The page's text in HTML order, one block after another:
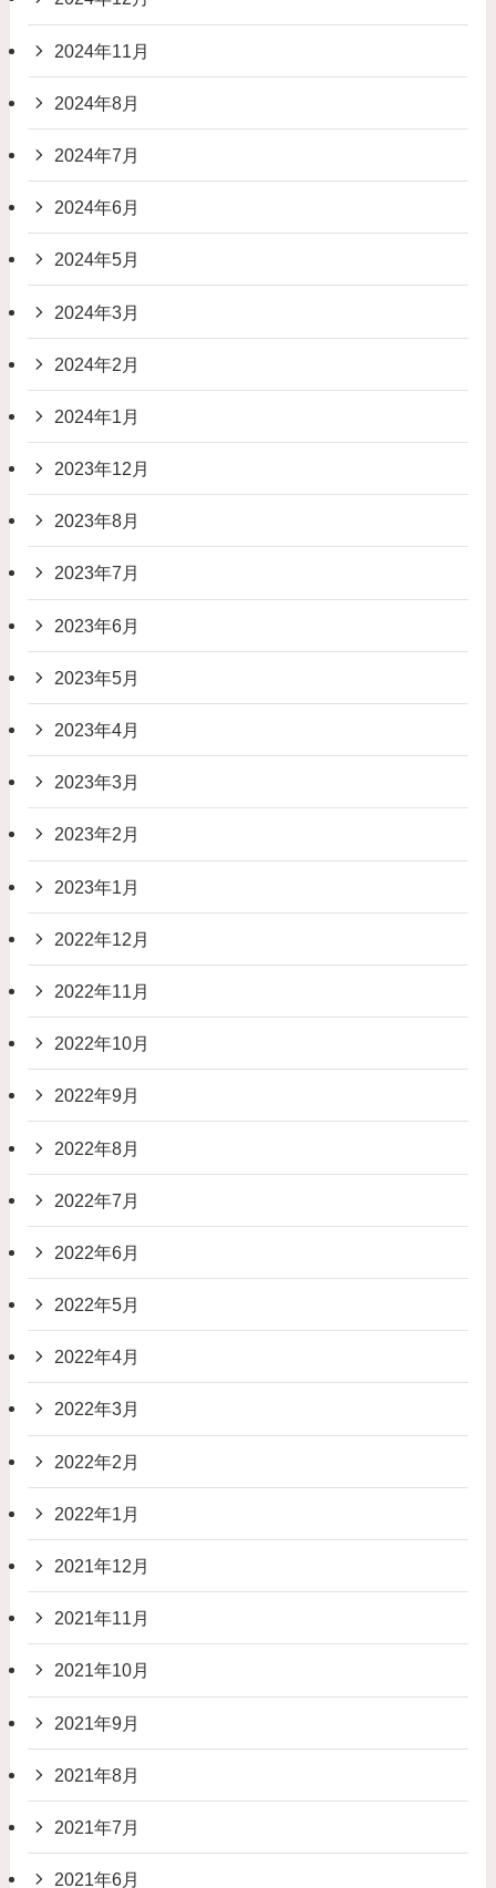
2024年11月
2024年8月
2024年7月
2024年6月
2024年5月
2024年3月
2024年2月
2024年1月
2023年12月
2023年8月
2023年7月
2023年6月
2023年5月
2023年4月
2023年3月
2023年2月
2023年1月
2022年12月
2022年11月
2022年10月
2022年9月
2022年8月
2022年7月
2022年6月
2022年5月
2022年4月
2022年3月
2022年2月
2022年1月
2021年12月
2021年11月
2021年10月
2021年9月
2021年8月
2021年7月
2021年6月